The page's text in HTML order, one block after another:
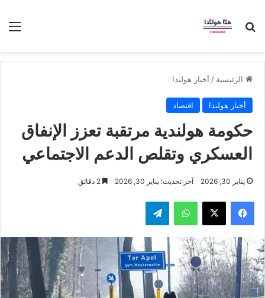
بحث عن
الرئيسية / أخبار هولندا
أخبار هولندا اقتصاد
حكومة هولندية مرتقبة تعزز الإنفاق
العسكري وتقلص الدعم الاجتماعي
يناير 30, 2026 آخر تحديث: يناير 30, 2026
فيسبوك ‫X واتساب تيلقرام